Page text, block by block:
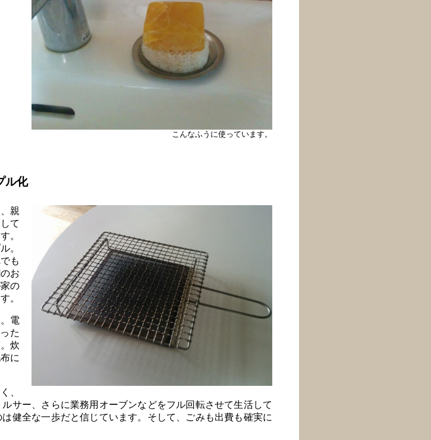
こんなふうに使っています。
ル化
親
て
。
。
も
お
の
。
電
た
炊
に
、
サー、さらに業務用オーブンなどをフル回転させて生活して
健全な一歩だと信じています。そして、ごみも出費も確実に